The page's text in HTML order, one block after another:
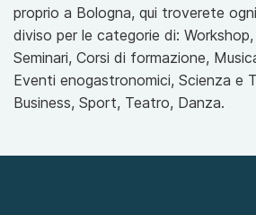
proprio a Bologna, qui troverete
diviso per le categorie di:
Seminari, Corsi di formazione,
Eventi enogastronomici, Scienza e
Business, Sport, Teatro, Danza.